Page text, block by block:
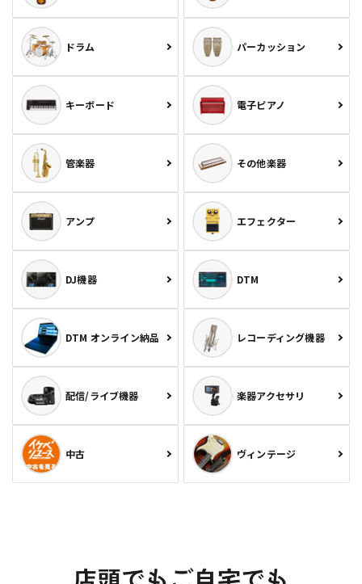
ドラム パーカッション
キーボード 電子ピアノ
管楽器 その他楽器
アンプ エフェクター
DJ機器 DTM
DTM オンライン納品 レコーディング機器
配信/ライブ機器 楽器アクセサリ
中古 ヴィンテージ